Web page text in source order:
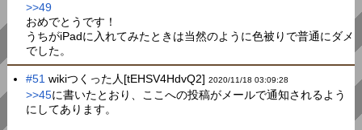
>>49
おめでとうです！
うちがiPadに入れてみたときは当然のように色被りで普通にダメ
でした。
#51 wikiつくった人[tEHSV4HdvQ2]2020/11/18 03:09:28
>>45に書いたとおり、ここへの投稿がメールで通知されるよう
にしてあります。